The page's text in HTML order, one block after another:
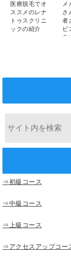
医療脱毛でオ
ススメのレナ
トゥスクリニ
ックの紹介
メ
さ
者
ビ
る
⇒初級コース
⇒中級コース
⇒上級コース
⇒アクセスアップコー